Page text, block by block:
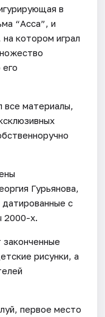
в
“Асса”, и
котором играл
все материалы,
Гурьянова,
датированные с
2000-х.
рисунки, а
первое место